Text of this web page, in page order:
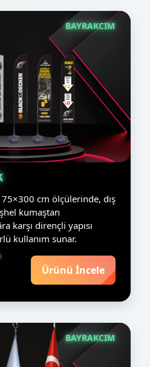
BAYRAKCIM
75×300 cm ölçülerinde, dış
kumaştan
karşı dirençli yapısı
kullanım sunar.
Ürünü İncele
BAYRAKCIM